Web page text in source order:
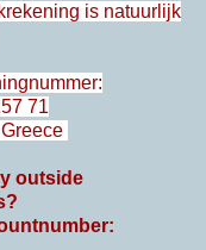
is natuurlijk
71
outside